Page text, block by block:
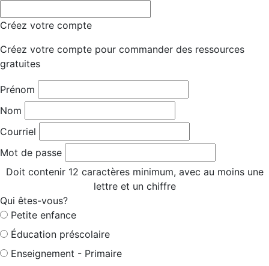
Créez votre compte
Créez votre compte pour commander des ressources
gratuites
Prénom
Nom
Courriel
Mot de passe
Doit contenir 12 caractères minimum, avec au moins une
lettre et un chiffre
Qui êtes-vous?
Petite enfance
Éducation préscolaire
Enseignement - Primaire